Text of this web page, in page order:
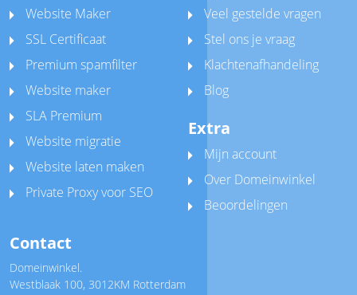
Website Maker
SSL Certificaat
Premium spamfilter
Website maker
SLA Premium
Website migratie
Website laten maken
Private Proxy voor SEO
Veel gestelde vragen
Stel ons je vraag
Klachtenafhandeling
Blog
Extra
Mijn account
Over Domeinwinkel
Beoordelingen
Contact
Domeinwinkel.
Westblaak 100, 3012KM Rotterdam